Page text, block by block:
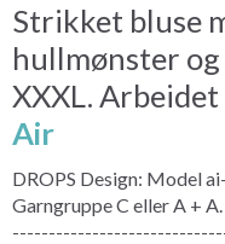
Strikket bluse
hullmønster og
XXXL.
Air
DROPS Design: Model
Garngruppe C eller A + A.